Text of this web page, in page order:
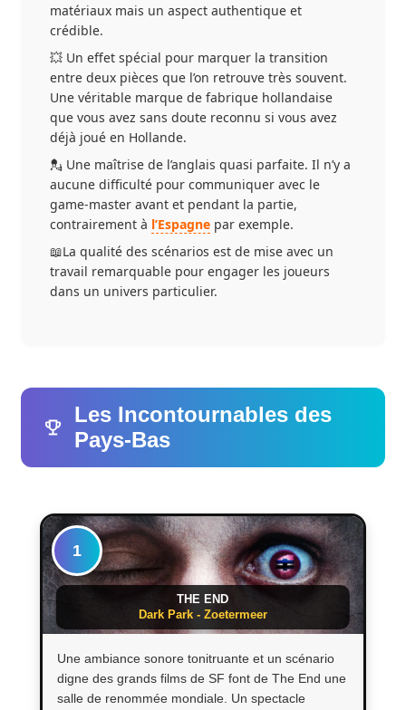
matériaux mais un aspect authentique et
crédible.
💥 Un effet spécial pour marquer la transition
entre deux pièces que l’on retrouve très souvent.
Une véritable marque de fabrique hollandaise
que vous avez sans doute reconnu si vous avez
déjà joué en Hollande.
💂 Une maîtrise de l’anglais quasi parfaite. Il n’y a
aucune difficulté pour communiquer avec le
game-master avant et pendant la partie,
contrairement à l’Espagne par exemple.
📖La qualité des scénarios est de mise avec un
travail remarquable pour engager les joueurs
dans un univers particulier.
Les Incontournables des
Pays-Bas
1
THE END
Dark Park - Zoetermeer
Une ambiance sonore tonitruante et un scénario
digne des grands films de SF font de The End une
salle de renommée mondiale. Un spectacle